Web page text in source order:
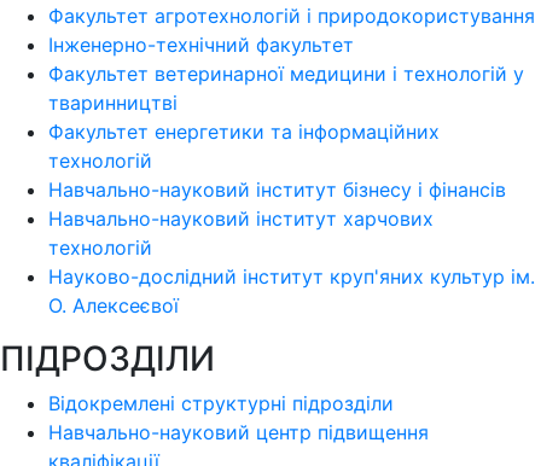
Факультет агротехнологій і природокористування
Інженерно-технічний факультет
Факультет ветеринарної медицини і технологій у
тваринництві
Факультет енергетики та інформаційних
технологій
Навчально-науковий інститут бізнесу і фінансів
Навчально-науковий інститут харчових
технологій
Науково-дослідний інститут круп'яних культур ім.
О. Алексеєвої
ПІДРОЗДІЛИ
Відокремлені структурні підрозділи
Навчально-науковий центр підвищення
кваліфікації